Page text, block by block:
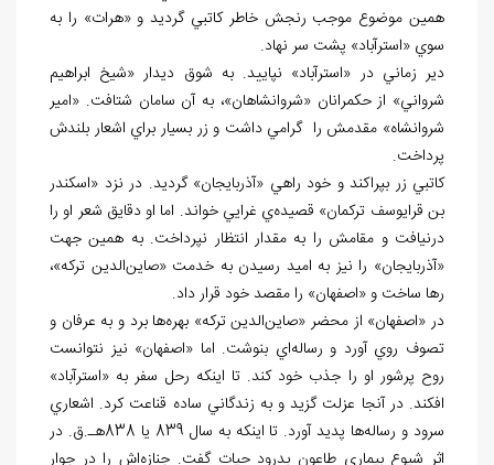
همين موضوع موجب رنجش خاطر کاتبي گرديد و «هرات» را به
سوي «استرآباد» پشت سر نهاد.
دير زماني در «استرآباد» نپاييد. به شوق ديدار «شيخ ابراهيم
شرواني» از حکمرانان «شروانشاهان»، به آن سامان شتافت. «امير
شروانشاه» مقدمش را گرامي داشت و زر بسيار براي اشعار بلندش
پرداخت.
کاتبي زر بپراکند و خود راهي «آذربايجان» گرديد. در نزد «اسکندر
بن قرايوسف ترکمان» قصيده‌ي غرايي خواند. اما او دقايق شعر او را
درنيافت و مقامش را به مقدار انتظار نپرداخت. به همين جهت
«آذربايجان» را نيز به اميد رسيدن به خدمت «صاين‌الدين ترکه»،
رها ساخت و «اصفهان» را مقصد خود قرار داد.
در «اصفهان» از محضر «صاين‌الدين ترکه» بهره‌ها برد و به عرفان و
تصوف روي آورد و رساله‌اي بنوشت. اما «اصفهان» نيز نتوانست
روح پرشور او را جذب خود کند. تا اينکه رحل سفر به «استرآباد»
افکند. در آنجا عزلت گزيد و به زندگاني ساده قناعت کرد. اشعاري
سرود و رساله‌ها پديد آورد. تا اينکه به سال 839 يا 838هـ.ق. در